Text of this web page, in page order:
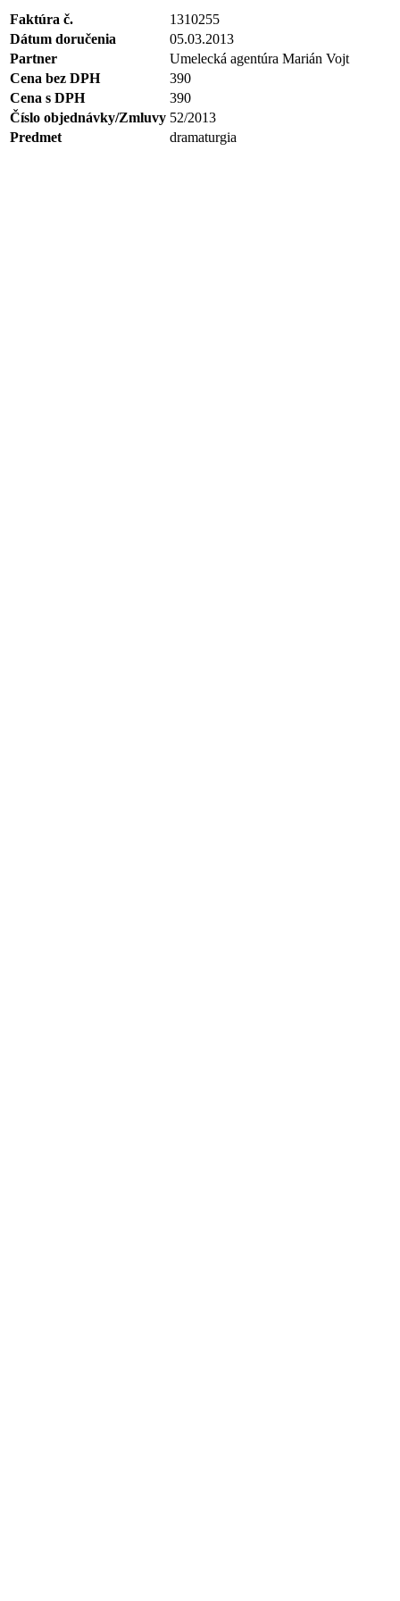
Faktúra č.
1310255
Dátum doručenia
05.03.2013
Partner
Umelecká agentúra Marián Vojt
Cena bez DPH
390
Cena s DPH
390
Číslo objednávky/Zmluvy 52/2013
Predmet
dramaturgia